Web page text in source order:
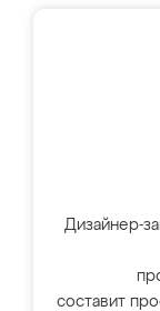
Дизайнер-
составит